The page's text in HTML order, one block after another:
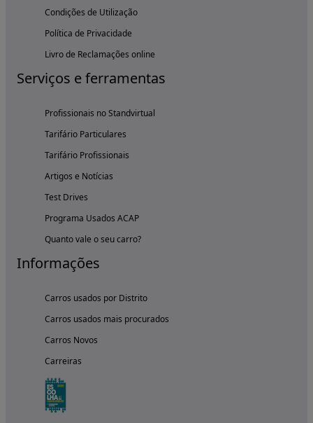
Condições de Utilização
Política de Privacidade
Livro de Reclamações online
Serviços e ferramentas
Profissionais no Standvirtual
Tarifário Particulares
Tarifário Profissionais
Artigos e Notícias
Test Drives
Programa Usados ACAP
Quanto vale o seu carro?
Informações
Carros usados por Distrito
Carros usados mais procurados
Carros Novos
Carreiras